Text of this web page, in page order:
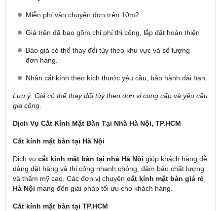
Miễn phí vận chuyển đơn trên 10m2
Giá trên đã bao gồm chi phí thi công, lắp đặt hoàn thiện
Báo giá có thể thay đổi tùy theo khu vực và số lượng
đơn hàng.
Nhận cắt kính theo kích thước yêu cầu, bảo hành dài hạn.
Lưu ý: Giá có thể thay đổi tùy theo đơn vị cung cấp và yêu cầu
gia công.
Dịch Vụ Cắt Kính Mặt Bàn Tại Nhà Hà Nội, TP.HCM
Cắt kính mặt bàn tại Hà Nội
Dịch vụ cắt kính mặt bàn tại nhà Hà Nội giúp khách hàng dễ
dàng đặt hàng và thi công nhanh chóng, đảm bảo chất lượng
và thẩm mỹ cao. Các đơn vị chuyên cắt kính mặt bàn giá rẻ
Hà Nội mang đến giải pháp tối ưu cho khách hàng.
Cắt kính mặt bàn tại TP.HCM